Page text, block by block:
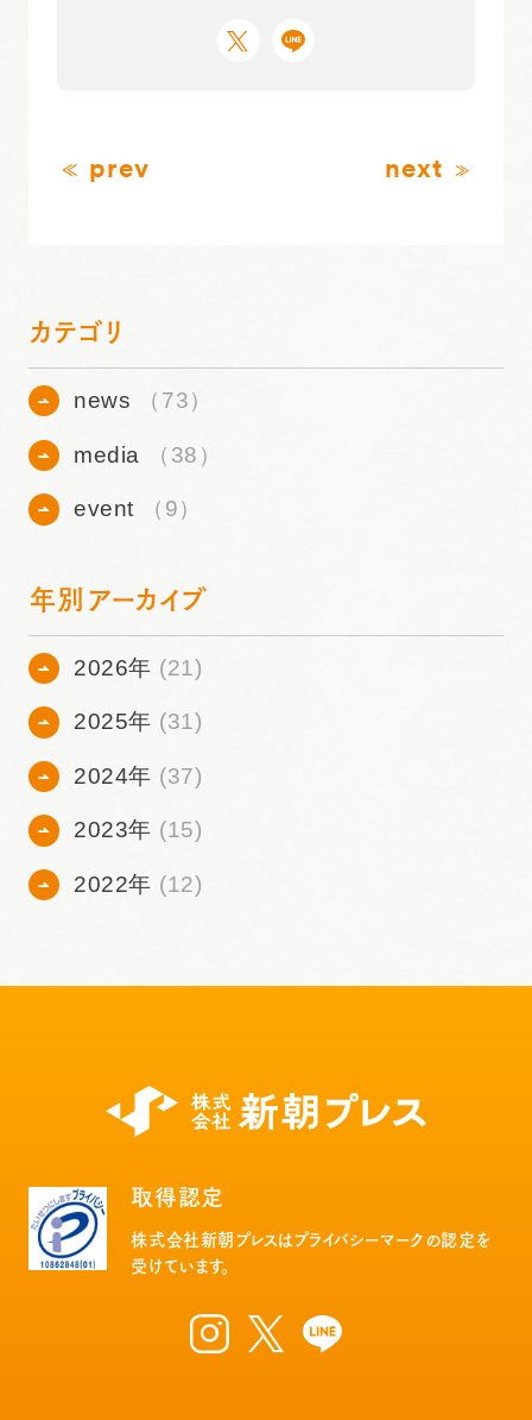
prev next
カテゴリ
news （73）
media （38）
event （9）
年別アーカイブ
2026年 (21)
2025年 (31)
2024年 (37)
2023年 (15)
2022年 (12)
取得認定
株式会社新朝プレスはプライバシーマークの認定を
受けています。